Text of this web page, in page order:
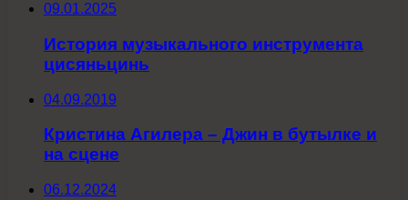
09.01.2025
История музыкального инструмента
цисяньцинь
04.09.2019
Кристина Агилера – Джин в бутылке и
на сцене
06.12.2024